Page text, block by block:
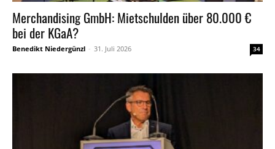
Merchandising GmbH: Mietschulden über 80.000 €
bei der KGaA?
Benedikt Niedergünzl - 31. Juli 2026 34